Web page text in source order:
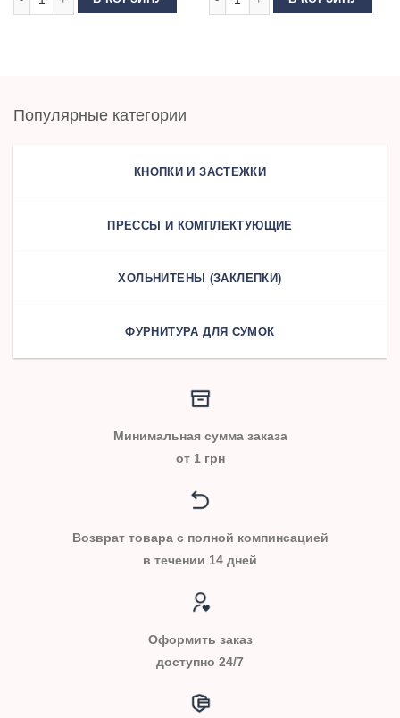
Популярные категории
КНОПКИ И ЗАСТЕЖКИ
ПРЕССЫ И КОМПЛЕКТУЮЩИЕ
ХОЛЬНИТЕНЫ (ЗАКЛЕПКИ)
ФУРНИТУРА ДЛЯ СУМОК
Минимальная сумма заказа
от 1 грн
Возврат товара с полной компинсацией
в течении 14 дней
Оформить заказ
доступно 24/7